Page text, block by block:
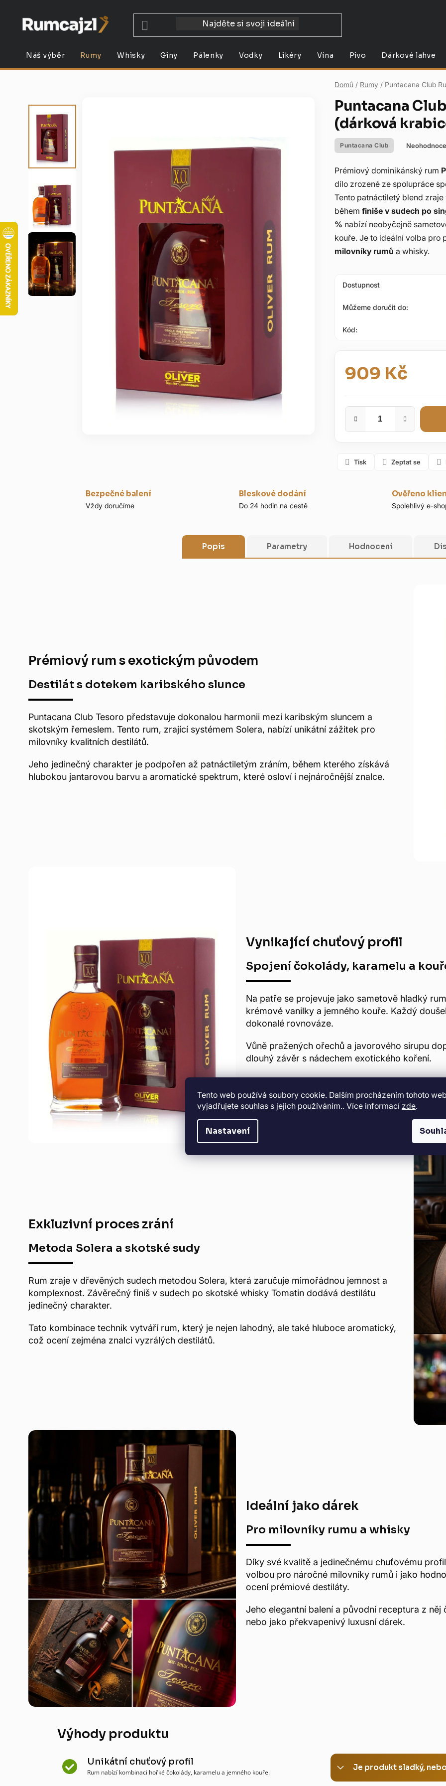
Tento web používá soubory cookie. Dalším procházením tohoto
vyjadřujete souhlas s jejich používáním.. Více informací zde.
Nastavení
Náš výběr Rumy Whisky Giny Pálenky Vodky Likéry Vína Pivo Dárkové lahve
Domů / Rumy / Puntacana Club
Puntacana
(dárková
Puntacana Club
hodnocení
produktu
je
0,0
z
5
hvězdiček.
Prémiový dominikánský rum
dílo zrozené ze spolupráce
Tento patnáctiletý blend
během finiše v sudech po
% nabízí neobyčejně
kouře. Je to ideální volba pro
milovníky rumů a whisky.
Dostupnost
Můžeme doručit do:
Kód:
909 Kč
Měrná cena:
Tisk Zeptat se
Bezpečné balení
Vždy doručíme
Bleskové dodání
Do 24 hodin na cestě
Ověřeno
Spolehlivý e-
Popis Parametry Hodnocení
Prémiový rum s exotickým původem
Destilát s dotekem karibského slunce
Puntacana Club Tesoro představuje dokonalou harmonii mezi karibským sluncem a
skotským řemeslem. Tento rum, zrající systémem Solera, nabízí unikátní zážitek pro
milovníky kvalitních destilátů.
Jeho jedinečný charakter je podpořen až patnáctiletým zráním, během kterého získává
hlubokou jantarovou barvu a aromatické spektrum, které osloví i nejnáročnější znalce.
Vynikající chuťový profil
Spojení čokolády, karamelu a
Na patře se projevuje jako sametově hladký
krémové vanilky a jemného kouře. Každý
dokonalé rovnováze.
Vůně pražených ořechů a javorového sirupu
dlouhý závěr s nádechem exotického koření.
Exkluzivní proces zrání
Metoda Solera a skotské sudy
Rum zraje v dřevěných sudech metodou Solera, která zaručuje mimořádnou jemnost a
komplexnost. Závěrečný finiš v sudech po skotské whisky Tomatin dodává destilátu
jedinečný charakter.
Tato kombinace technik vytváří rum, který je nejen lahodný, ale také hluboce aromatický,
což ocení zejména znalci vyzrálých destilátů.
Ideální jako dárek
Pro milovníky rumu a whisky
Díky své kvalitě a jedinečnému chuťovému
volbou pro náročné milovníky rumů i jako
ocení prémiové destiláty.
Jeho elegantní balení a původní receptura z
nebo jako překvapenivý luxusní dárek.
Výhody produktu
Unikátní chuťový profil
Rum nabízí kombinaci hořké čokolády, karamelu a jemného kouře.
Je produkt sladký,